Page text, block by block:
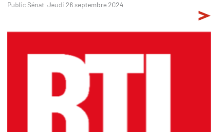
Public Sénat Jeudi 26 septembre 2024